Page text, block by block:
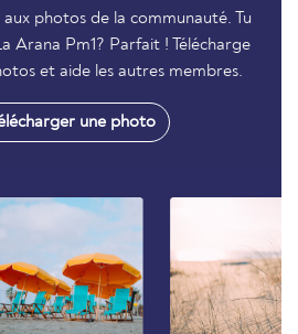
photos de la communauté. Tu
Arana Pm1? Parfait ! Télécharge
et aide les autres membres.
une photo